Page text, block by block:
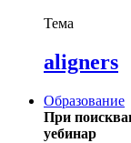
Тема
aligners
Образование
При
уебинар